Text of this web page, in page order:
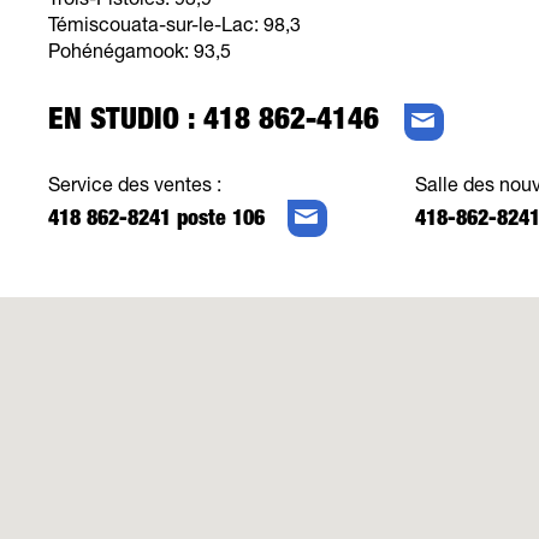
Témiscouata-sur-le-Lac: 98,3
Pohénégamook: 93,5
EN STUDIO : 418 862-4146
Service des ventes :
418 862-8241 poste 106
Salle des
418-862-